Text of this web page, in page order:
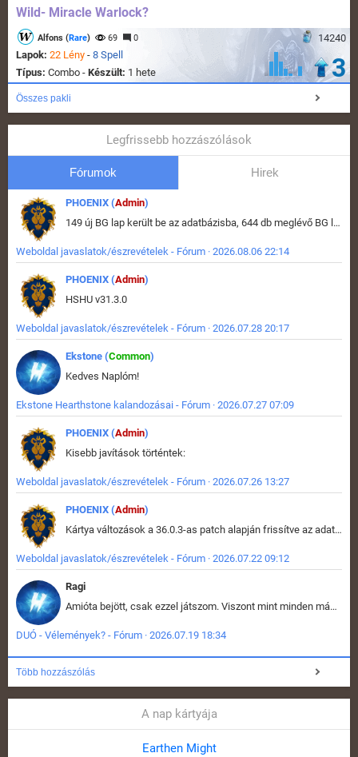
Wild- Miracle Warlock?
14240
Alfons (Rare) 69 0
Lapok: 22 Lény - 8 Spell
Típus: Combo - Készült: 1 hete 3
Összes pakli
Legfrissebb hozzászólások
Fórumok Hirek
PHOENIX (Admin)
149 új BG lap került be az adatbázisba, 644 db meglévő BG lap módosult, bekerültek az új képek a megváltozott lapokhoz is.
Weboldal javaslatok/észrevételek - Fórum · 2026.08.06 22:14
PHOENIX (Admin)
HSHU v31.3.0
Weboldal javaslatok/észrevételek - Fórum · 2026.07.28 20:17
Ekstone (Common)
Kedves Naplóm!
Ekstone Hearthstone kalandozásai - Fórum · 2026.07.27 07:09
PHOENIX (Admin)
Kisebb javítások történtek:
Weboldal javaslatok/észrevételek - Fórum · 2026.07.26 13:27
PHOENIX (Admin)
Kártya változások a 36.0.3-as patch alapján frissítve az adatbázisban (képek is cserélve).
Weboldal javaslatok/észrevételek - Fórum · 2026.07.22 09:12
Ragi
Amióta bejött, csak ezzel játszom. Viszont mint minden más - akár az alapjáték is, ez is baromira összetett lett. Néha már pár kör után is esélytelen az egész. Vagy irreállisan túltápol valaki, vagy lelép a partner, vagy csak hülye mint a segg. És amikor eljönne az én időm, na akkor jön el mindenki másé is. Engem jobban érdekelne, hogy ki milyen ratingen szokott játszani. Na ez lenne egy érdekes adat.
DUÓ - Vélemények? - Fórum · 2026.07.19 18:34
Több hozzászólás
A nap kártyája
Earthen Might